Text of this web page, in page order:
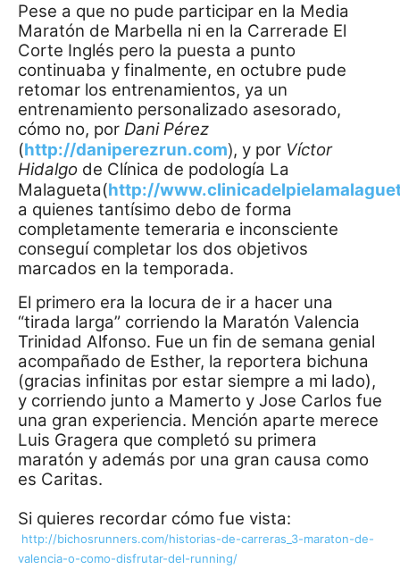
Pese a que no pude participar en la Media
Maratón de Marbella ni en la Carrerade El
Corte Inglés pero la puesta a punto
continuaba y finalmente, en octubre pude
retomar los entrenamientos, ya un
entrenamiento personalizado asesorado,
cómo no, por Dani Pérez
(http://daniperezrun.com), y por Víctor
Hidalgo de Clínica de podología La
Malagueta(http://
a quienes tantísimo debo de forma
completamente temeraria e inconsciente
conseguí completar los dos objetivos
marcados en la temporada.
El primero era la locura de ir a hacer una
“tirada larga” corriendo la Maratón Valencia
Trinidad Alfonso. Fue un fin de semana genial
acompañado de Esther, la reportera bichuna
(gracias infinitas por estar siempre a mi lado),
y corriendo junto a Mamerto y Jose Carlos fue
una gran experiencia. Mención aparte merece
Luis Gragera que completó su primera
maratón y además por una gran causa como
es Caritas.
Si quieres recordar cómo fue vista:
http://bichosrunners.com/historias-de-carreras_3-maraton-de-
valencia-o-como-disfrutar-del-running/